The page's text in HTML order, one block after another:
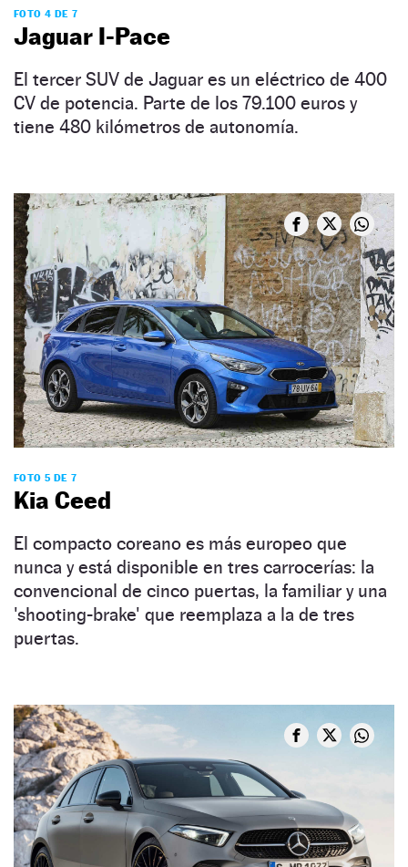
FOTO 4 DE 7
Jaguar I-Pace
El tercer SUV de Jaguar es un eléctrico de 400
CV de potencia. Parte de los 79.100 euros y
tiene 480 kilómetros de autonomía.
FOTO 5 DE 7
Kia Ceed
El compacto coreano es más europeo que
nunca y está disponible en tres carrocerías: la
convencional de cinco puertas, la familiar y una
'shooting-brake' que reemplaza a la de tres
puertas.